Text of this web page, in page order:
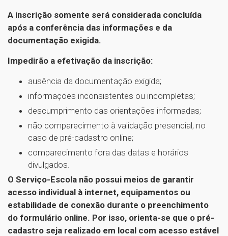
A inscrição somente será considerada concluída
após a conferência das informações e da
documentação exigida.
Impedirão a efetivação da inscrição:
ausência da documentação exigida;
informações inconsistentes ou incompletas;
descumprimento das orientações informadas;
não comparecimento à validação presencial, no
caso de pré-cadastro online;
comparecimento fora das datas e horários
divulgados.
O Serviço-Escola não possui meios de garantir
acesso individual à internet, equipamentos ou
estabilidade de conexão durante o preenchimento
do formulário online. Por isso, orienta-se que o pré-
cadastro seja realizado em local com acesso estável